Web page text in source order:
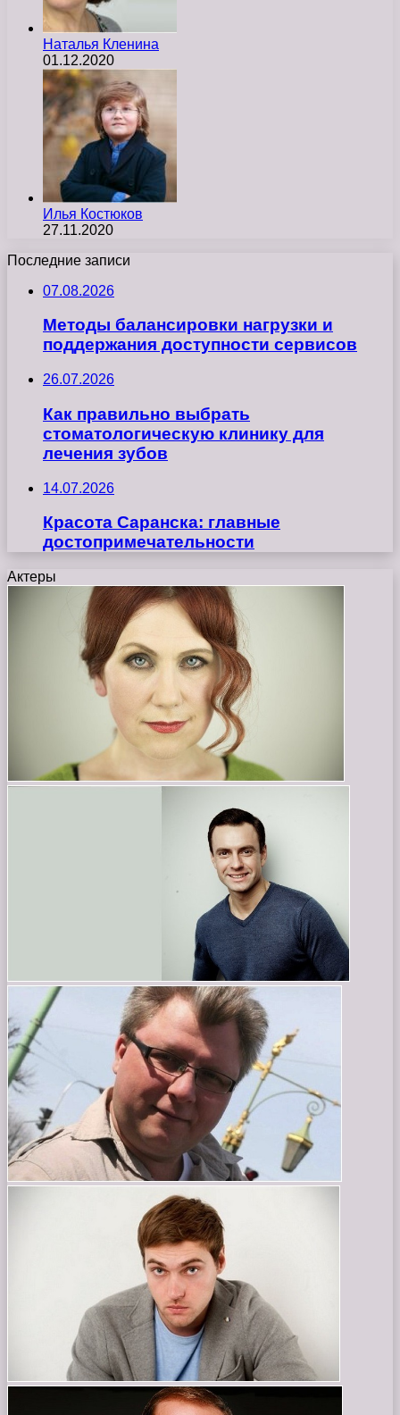
Наталья Кленина
01.12.2020
Илья Костюков
27.11.2020
Последние записи
07.08.2026
Методы балансировки нагрузки и
поддержания доступности сервисов
26.07.2026
Как правильно выбрать
стоматологическую клинику для
лечения зубов
14.07.2026
Красота Саранска: главные
достопримечательности
Актеры